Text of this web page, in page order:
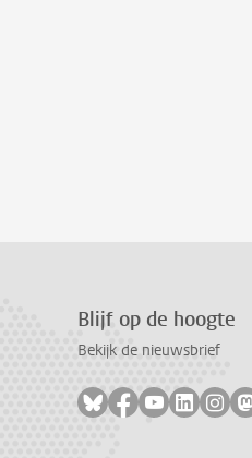
Blijf op de hoogte
Bekijk de nieuwsbrief
Volg ons op bluesky
Volg ons op
Volg ons op
Volg